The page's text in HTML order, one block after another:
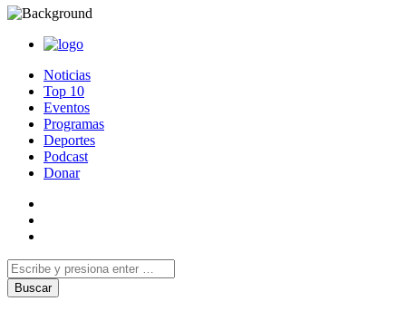
Noticias
Top 10
Eventos
Programas
Deportes
Podcast
Donar